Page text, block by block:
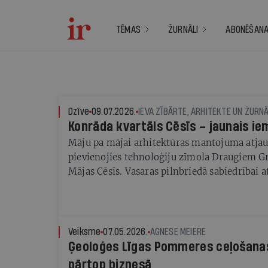
TĒMAS ŽURNĀLI
Dzīve 09.07.2026. IEVA ZĪBĀRTE, ARHITEKTE UN
Konrāda kvartāls Cēsīs – jaunais
Māju pa mājai arhitektūras mantojuma
pievienojies tehnoloģiju zīmola Draugiem
Mājas Cēsīs. Vasaras pilnbriedā sabiedrībai
Veiksme 07.05.2026. AGNESE MEIERE
Ģeoloģes Līgas Pommeres
pārtop biznesā